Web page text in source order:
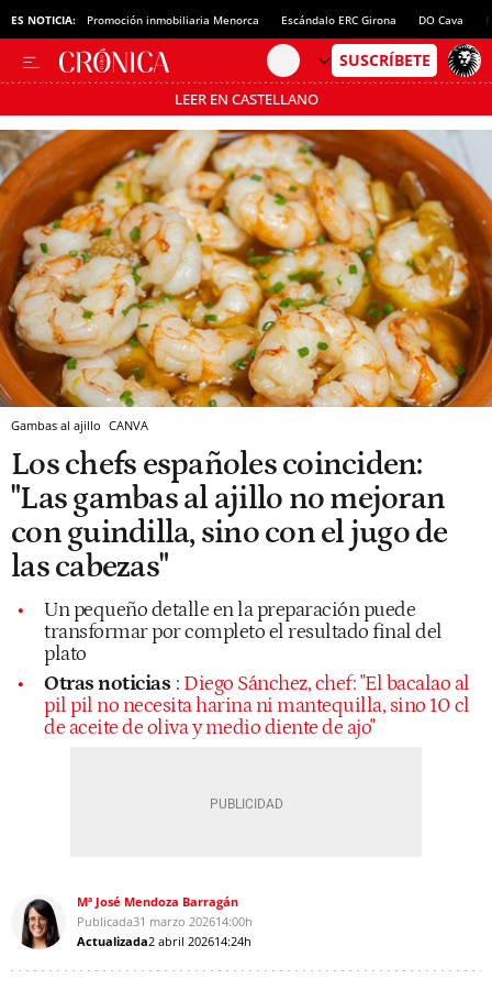
ES NOTICIA: Promoción inmobiliaria Menorca Escándalo ERC Girona DO Cava
LEER EN CASTELLANO
Pásate al MODO AHORRO
Gambas al ajillo CANVA
Los chefs españoles coinciden:
"Las gambas al ajillo no mejoran
con guindilla, sino con el jugo de
las cabezas"
Un pequeño detalle en la preparación puede
transformar por completo el resultado final del
plato
Otras noticias : Diego Sánchez, chef: "El bacalao al
pil pil no necesita harina ni mantequilla, sino 10 cl
de aceite de oliva y medio diente de ajo"
Mª José Mendoza Barragán
Publicada31 marzo 202614:00h
Actualizada2 abril 202614:24h